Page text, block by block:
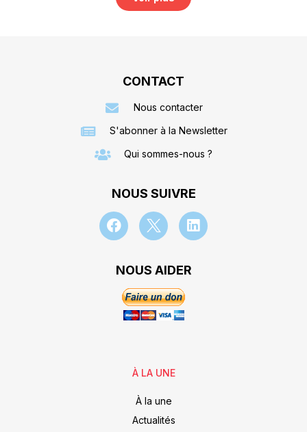
CONTACT
Nous contacter
S'abonner à la Newsletter
Qui sommes-nous ?
NOUS SUIVRE
NOUS AIDER
À LA UNE
À la une
Actualités